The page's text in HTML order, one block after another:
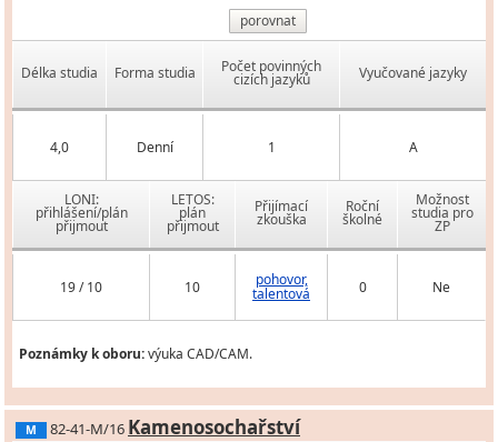
porovnat
Délka studia Forma studia Počet povinných
cizích jazyků Vyučované jazyky
4,0 Denní 1 A
LONI:
přihlášení/plán
přijmout
LETOS:
plán
přijmout
Přijímací
zkouška
Roční
školné
Možnost
studia pro
ZP
19 / 10 10 pohovor,
talentová 0 Ne
Poznámky k oboru:výuka CAD/CAM.
M 82-41-M/16 Kamenosochařství